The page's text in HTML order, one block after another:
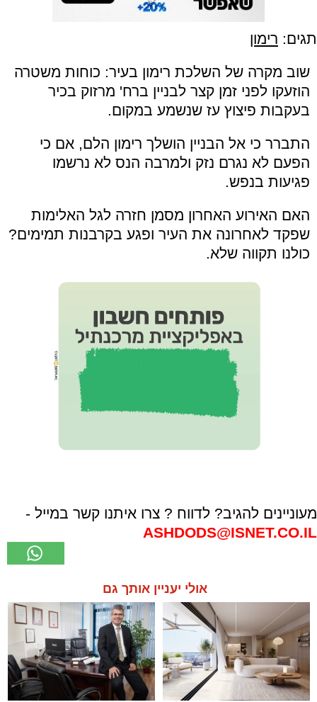
תגים: רימון
שוב מקרה של השלכת רימון בעיר: כוחות משטרה
הוזעקו לפני זמן קצר לבניין ברח' מרזוק בכיר
בעקבות פיצוץ עז שנשמע במקום.
התברר כי אל הבניין הושלך רימון הלם, אם כי
הפעם לא נגרם נזק ולמרבה הנס לא נרשמו
פגיעות בנפש.
האם האירוע האחרון מסמן חזרה לגל האלימות
שפקד לאחרונה את העיר ופגע בקרבנות תמימים?
כולנו תקווה שלא.
מעוניינים להגיב? לדווח ? צרו איתנו קשר במייל -
ASHDODS@ISNET.CO.IL
אולי יעניין אותך גם